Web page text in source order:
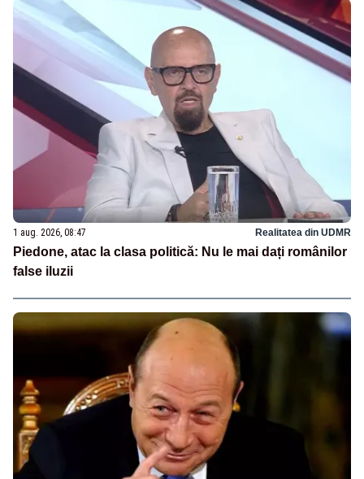
1 aug. 2026, 08:47 Realitatea din UDMR
Piedone, atac la clasa politică: Nu le mai dați românilor
false iluzii